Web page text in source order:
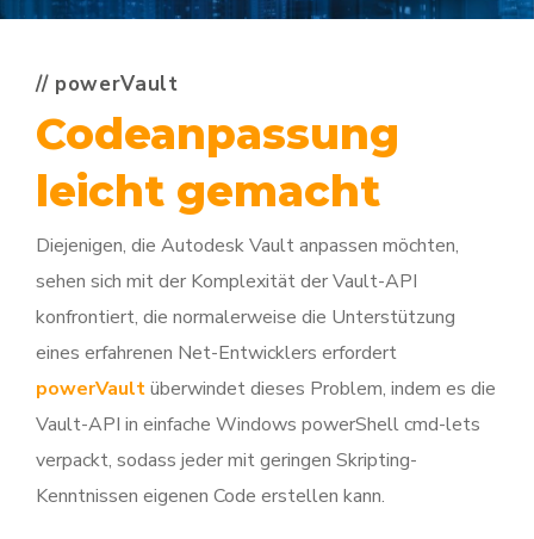
// powerVault
Codeanpassung
leicht gemacht
Diejenigen, die Autodesk Vault anpassen möchten,
sehen sich mit der Komplexität der Vault-API
konfrontiert, die normalerweise die Unterstützung
eines erfahrenen Net-Entwicklers erfordert
powerVaultüberwindet dieses Problem, indem es die
Vault-API in einfache Windows powerShell cmd-lets
verpackt, sodass jeder mit geringen Skripting-
Kenntnissen eigenen Code erstellen kann.